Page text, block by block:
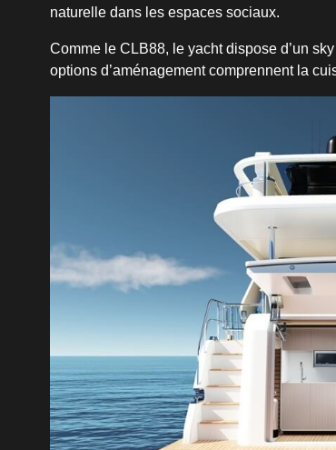
naturelle dans les espaces sociaux.
Comme le CLB88, le yacht dispose d’un
options d’aménagement comprennent la